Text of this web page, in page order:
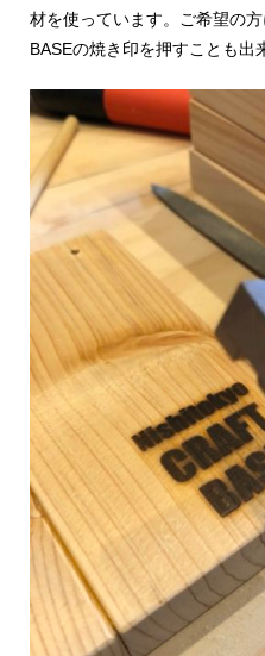
材を使っています。ご希望の
BASEの焼き印を押すことも出